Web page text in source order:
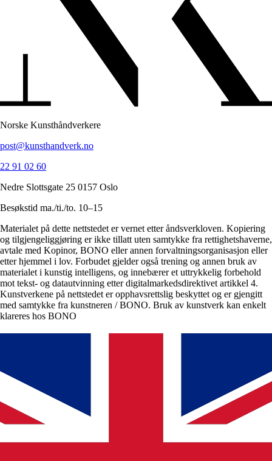
Norske Kunsthåndverkere
post@kunsthandverk.no
22 91 02 60
Nedre Slottsgate 25 0157 Oslo
Besøkstid ma./ti./to. 10–15
Materialet på dette nettstedet er vernet etter åndsverkloven. Kopiering
og tilgjengeliggjøring er ikke tillatt uten samtykke fra rettighetshaverne,
avtale med Kopinor, BONO eller annen forvaltningsorganisasjon eller
etter hjemmel i lov. Forbudet gjelder også trening og annen bruk av
materialet i kunstig intelligens, og innebærer et uttrykkelig forbehold
mot tekst- og datautvinning etter digitalmarkedsdirektivet artikkel 4.
Kunstverkene på nettstedet er opphavsrettslig beskyttet og er gjengitt
med samtykke fra kunstneren / BONO. Bruk av kunstverk kan enkelt
klareres hos BONO